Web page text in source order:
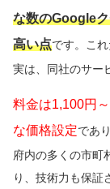
な数のGoogle
高い点です。こ
実は、同社のサー
料金は1,100円
な価格設定であ
府内の多くの市町
り、技術力も保証